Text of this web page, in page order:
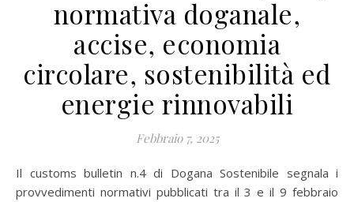
normativa doganale,
accise, economia
circolare, sostenibilità ed
energie rinnovabili
Febbraio 7, 2025
Il customs bulletin n.4 di Dogana Sostenibile segnala i
provvedimenti normativi pubblicati tra il 3 e il 9 febbraio